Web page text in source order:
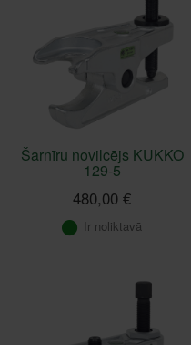
Šarnīru novilcējs KUKKO
129-5
480,00 €
Ir noliktavā